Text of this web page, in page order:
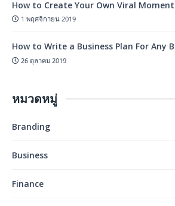
How to Create Your Own Viral
1 พฤศจิกายน 2019
How to Write a Business Plan For Any
26 ตุลาคม 2019
หมวดหมู่
Branding
Business
Finance